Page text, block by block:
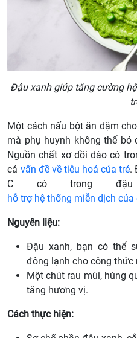
Đậu xanh giúp tăng cường
Một cách nấu bột ăn dặm
mà phụ huynh không thể
Nguồn chất xơ dồi dào có
cả vấn đề về tiêu hoá của trẻ.
C có trong đậu
hỗ trợ hệ thống miễn dịch của
Nguyên liệu:
Đậu xanh, bạn có thể
đông lạnh cho công thức
Một chút rau mùi, húng
tăng hương vị.
Cách thực hiện: